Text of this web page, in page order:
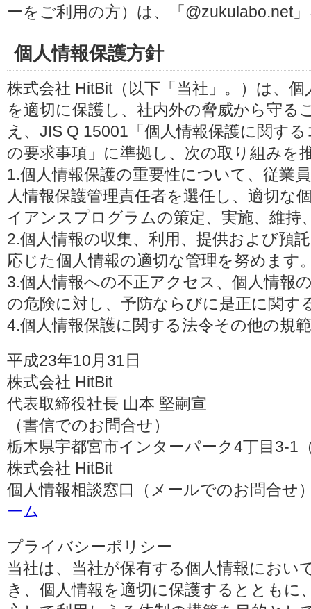
ーをご利用の方）は、「@zukulabo.net
個人情報保護方針
株式会社 HitBit（以下「当社」。）は、
を適切に保護し、社内外の脅威から守る
え、JIS Q 15001「個人情報保護に関す
の要求事項」に準拠し、次の取り組みを
1.個人情報保護の重要性について、従業
人情報保護管理責任者を選任し、適切な
イアンスプログラムの策定、実施、維持
2.個人情報の収集、利用、提供および預
応じた個人情報の適切な管理を努めます
3.個人情報への不正アクセス、個人情報
の危険に対し、予防ならびに是正に関す
4.個人情報保護に関する法令その他の規
平成23年10月31日
株式会社 HitBit
代表取締役社長 山本 堅嗣宣
（書信でのお問合せ）
栃木県宇都宮市インターパーク4丁目3-1
株式会社 HitBit
個人情報相談窓口（メールでのお問合せ
ーム
プライバシーポリシー
当社は、当社が保有する個人情報におい
き、個人情報を適切に保護するとともに